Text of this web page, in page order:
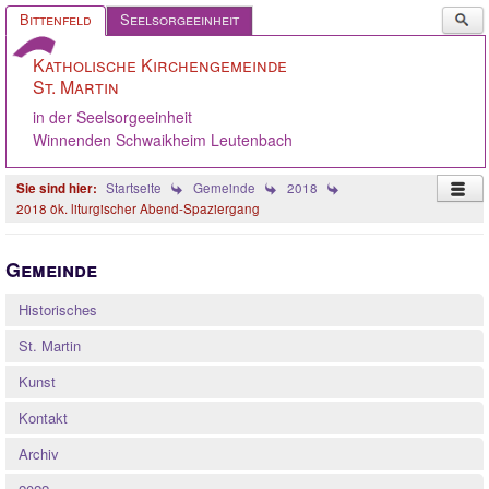
Bittenfeld Seelsorgeeinheit
...
Katholische Kirchengemeinde
St. Martin
in der Seelsorgeeinheit
Winnenden Schwaikheim Leutenbach
Startseite Gemeinde
2018
2018 ök. liturgischer Abend-Spaziergang
Ökumene
Gelebter Glaube
Gemeinde
Historisches
St. Martin
Kunst
Kontakt
Archiv